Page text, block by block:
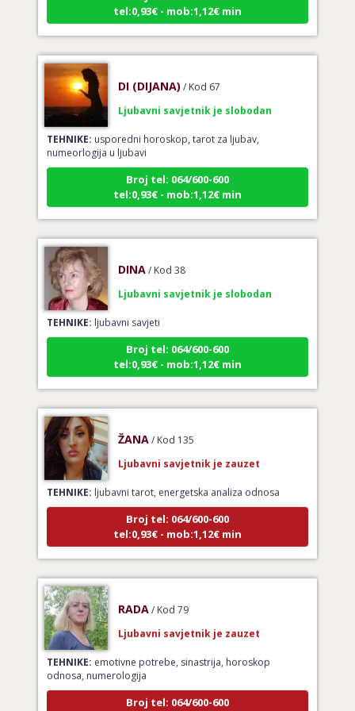
Ljubavni savjetnik je slobodan
TEHNIKE:usporedni horoskop, tarot za ljubav,
numeorlogija u ljubavi
Broj tel: 064/600-600
tel:0,93€ - mob:1,12€ min
TEHNIKE:ljubavni savjeti
Broj tel: 064/600-600
tel:0,93€ - mob:1,12€ min
TEHNIKE:ljubavni tarot, energetska analiza odnosa
Broj tel: 064/600-600
tel:0,93€ - mob:1,12€ min
TEHNIKE:emotivne potrebe, sinastrija, horoskop
odnosa, numerologija
Broj tel: 064/600-600
tel:0,93€ - mob:1,12€ min